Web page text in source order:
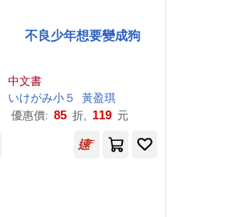
不良少年想要變成狗
中文書
いけがみ小５
黃盈琪
優惠價: 85 折, 119 元